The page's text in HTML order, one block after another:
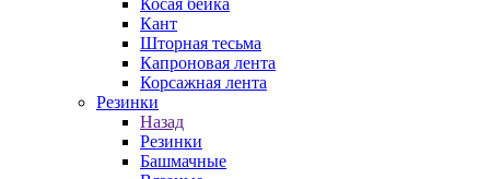
Косая бейка
Кант
Шторная тесьма
Капроновая лента
Корсажная лента
Резинки
Назад
Резинки
Башмачные